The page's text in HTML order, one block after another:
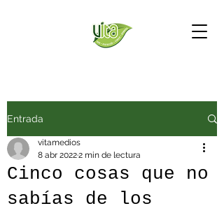
Entrada
Cinco cosas que no
sabías de los
vitamedios
8 abr 20222 min de lectura